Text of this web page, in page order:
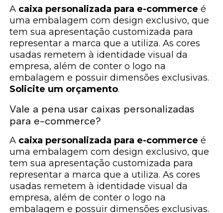
A caixa personalizada para e-commerce é
uma embalagem com design exclusivo, que
tem sua apresentação customizada para
representar a marca que a utiliza. As cores
usadas remetem à identidade visual da
empresa, além de conter o logo na
embalagem e possuir dimensões exclusivas.
Solicite um orçamento.
Vale a pena usar caixas personalizadas
para e-commerce?
A caixa personalizada para e-commerce é
uma embalagem com design exclusivo, que
tem sua apresentação customizada para
representar a marca que a utiliza. As cores
usadas remetem à identidade visual da
empresa, além de conter o logo na
embalagem e possuir dimensões exclusivas.